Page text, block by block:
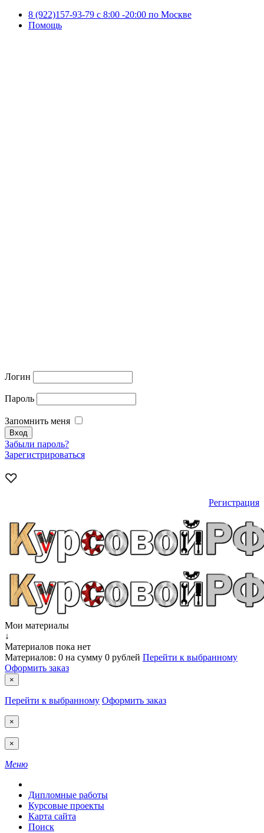
8 (922)157-93-79 c 8:00 -20:00 по Москве
Помощь
Логин
Пароль
Запомнить меня
Забыли пароль?
Зарегистрироваться
Регистрация
Мои материалы
↓
Материалов пока нет
Материалов: 0 на сумму 0 рублей Перейти к выбранному
Оформить заказ
×
Перейти к выбранному Оформить заказ
×
×
Меню
Дипломные работы
Курсовые проекты
Карта сайта
Поиск